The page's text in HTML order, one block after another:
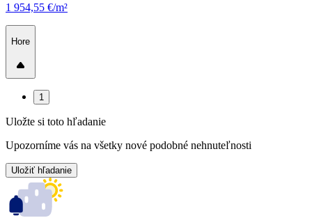
1 954,55 €/m²
Hore
1
Uložte si toto hľadanie
Upozorníme vás na všetky nové podobné nehnuteľnosti
Uložiť hľadanie